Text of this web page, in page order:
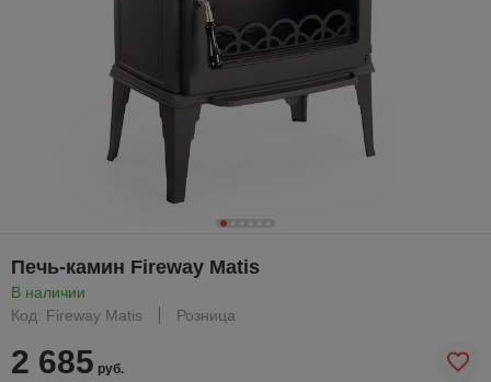
Печь-камин Fireway Matis
В наличии
Код: Fireway Matis
Розница
2 685 руб.